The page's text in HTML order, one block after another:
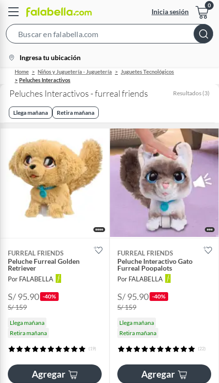
Inicia sesión
Bar
location-
icon
Ingresa tu ubicación
Home Niños y Juguetería - Juguetería
Juguetes Tecnológicos
Peluches Interactivos
Peluches Interactivos - furreal friends Resultados (3)
Llega mañana Retira mañana
FURREAL FRIENDS
Peluche Furreal Golden
Retriever
Por FALABELLA
S/ 95.90 -40%
S/ 159
Llega mañana
Retira mañana
(19)
Agregar
FURREAL FRIENDS
Peluche Interactivo Gato
Furreal Poopalots
Por FALABELLA
S/ 95.90 -40%
S/ 159
Llega mañana
Retira mañana
(22)
Agregar